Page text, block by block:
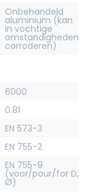
Onbehandeld
aluminium (kan
in vochtige
omstandigheden
corroderen)
6000
0.81
EN 573-3
EN 755-2
EN 755-9
(voor/pour/for D,
Ø)